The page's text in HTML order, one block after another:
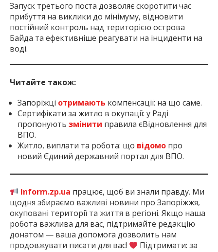
Запуск третього поста дозволяє скоротити час
прибуття на виклики до мінімуму, відновити
постійний контроль над територією острова
Байда та ефективніше реагувати на інциденти на
воді.
Читайте також:
Запоріжці отримають компенсації: на що саме.
Сертифікати за житло в окупації: у Раді
пропонують змінити правила єВідновлення для
ВПО.
Житло, виплати та робота: що відомо про
новий Єдиний державний портал для ВПО.
Inform.zp.ua працює, щоб ви знали правду. Ми
щодня збираємо важливі новини про Запоріжжя,
окуповані території та життя в регіоні. Якщо наша
робота важлива для вас, підтримайте редакцію
донатом — ваша допомога дозволить нам
продовжувати писати для вас!
Підтримати: за